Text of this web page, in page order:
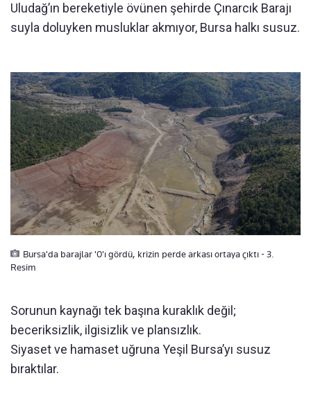
Uludağ’ın bereketiyle övünen şehirde Çınarcık Barajı
suyla doluyken musluklar akmıyor, Bursa halkı susuz.
Bursa'da barajlar '0'ı gördü, krizin perde arkası ortaya çıktı - 3.
Resim
Sorunun kaynağı tek başına kuraklık değil;
beceriksizlik, ilgisizlik ve plansızlık.
Siyaset ve hamaset uğruna Yeşil Bursa’yı susuz
bıraktılar.